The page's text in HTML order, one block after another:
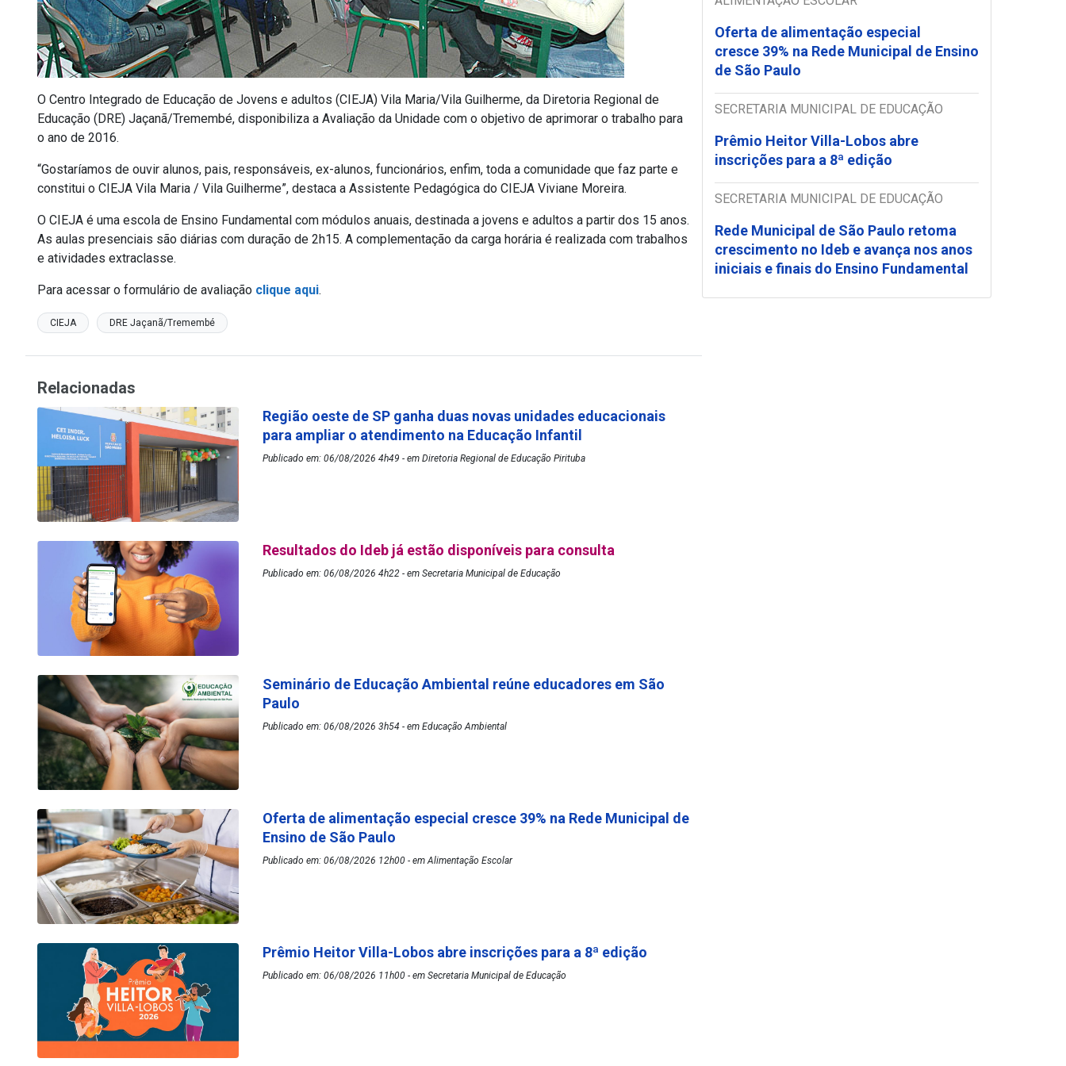
O Centro Integrado de Educação de Jovens e adultos (CIEJA) Vila Maria/Vila Guilherme, da Diretoria Regional de
Educação (DRE) Jaçanã/Tremembé, disponibiliza a Avaliação da Unidade com o objetivo de aprimorar o trabalho para
o ano de 2016.
“Gostaríamos de ouvir alunos, pais, responsáveis, ex-alunos, funcionários, enfim, toda a comunidade que faz parte e
constitui o CIEJA Vila Maria / Vila Guilherme”, destaca a Assistente Pedagógica do CIEJA Viviane Moreira.
O CIEJA é uma escola de Ensino Fundamental com módulos anuais, destinada a jovens e adultos a partir dos 15 anos.
As aulas presenciais são diárias com duração de 2h15. A complementação da carga horária é realizada com trabalhos
e atividades extraclasse.
Para acessar o formulário de avaliação clique aqui.
CIEJA DRE Jaçanã/Tremembé
Oferta de alimentação especial
cresce 39% na Rede Municipal de Ensino
de São Paulo
SECRETARIA MUNICIPAL DE EDUCAÇÃO
Prêmio Heitor Villa-Lobos abre
inscrições para a 8ª edição
SECRETARIA MUNICIPAL DE EDUCAÇÃO
Rede Municipal de São Paulo retoma
crescimento no Ideb e avança nos anos
iniciais e finais do Ensino Fundamental
Relacionadas
Região oeste de SP ganha duas novas unidades educacionais
para ampliar o atendimento na Educação Infantil
Publicado em: 06/08/2026 4h49 - em Diretoria Regional de Educação Pirituba
Resultados do Ideb já estão disponíveis para consulta
Publicado em: 06/08/2026 4h22 - em Secretaria Municipal de Educação
Seminário de Educação Ambiental reúne educadores em São
Paulo
Publicado em: 06/08/2026 3h54 - em Educação Ambiental
Oferta de alimentação especial cresce 39% na Rede Municipal de
Ensino de São Paulo
Publicado em: 06/08/2026 12h00 - em Alimentação Escolar
Prêmio Heitor Villa-Lobos abre inscrições para a 8ª edição
Publicado em: 06/08/2026 11h00 - em Secretaria Municipal de Educação